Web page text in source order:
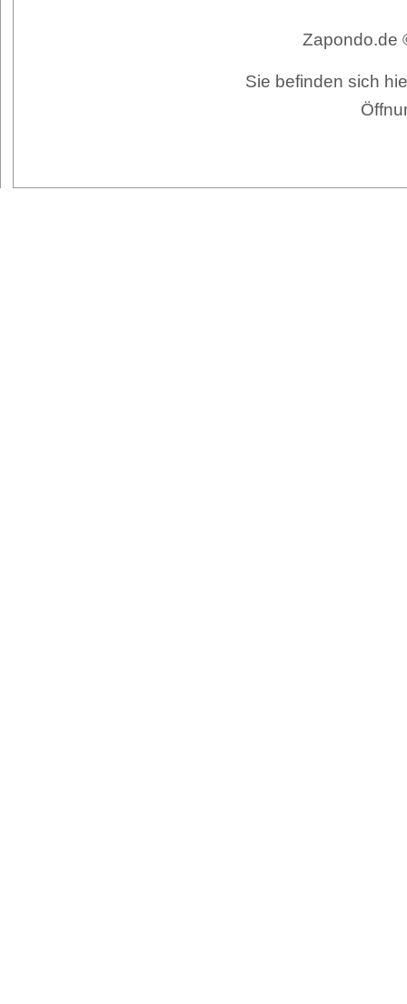
Zapondo.de
Sie befinden sich